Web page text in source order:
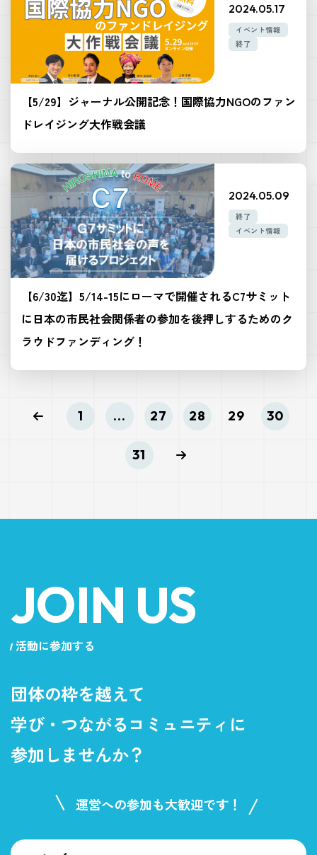
2024.05.17
イベント情報
終了
【5/29】ジャーナル公開記念！国際協力NGOのファン
ドレイジング大作戦会議
2024.05.09
終了
イベント情報
【6/30迄】5/14-15にローマで開催されるC7サミット
に日本の市民社会関係者の参加を後押しするためのク
ラウドファンディング！
1 ... 27 28 29 30
31
JOIN US
活動に参加する
団体の枠を越えて
学び・つながるコミュニティに
参加しませんか？
運営への参加も大歓迎です！